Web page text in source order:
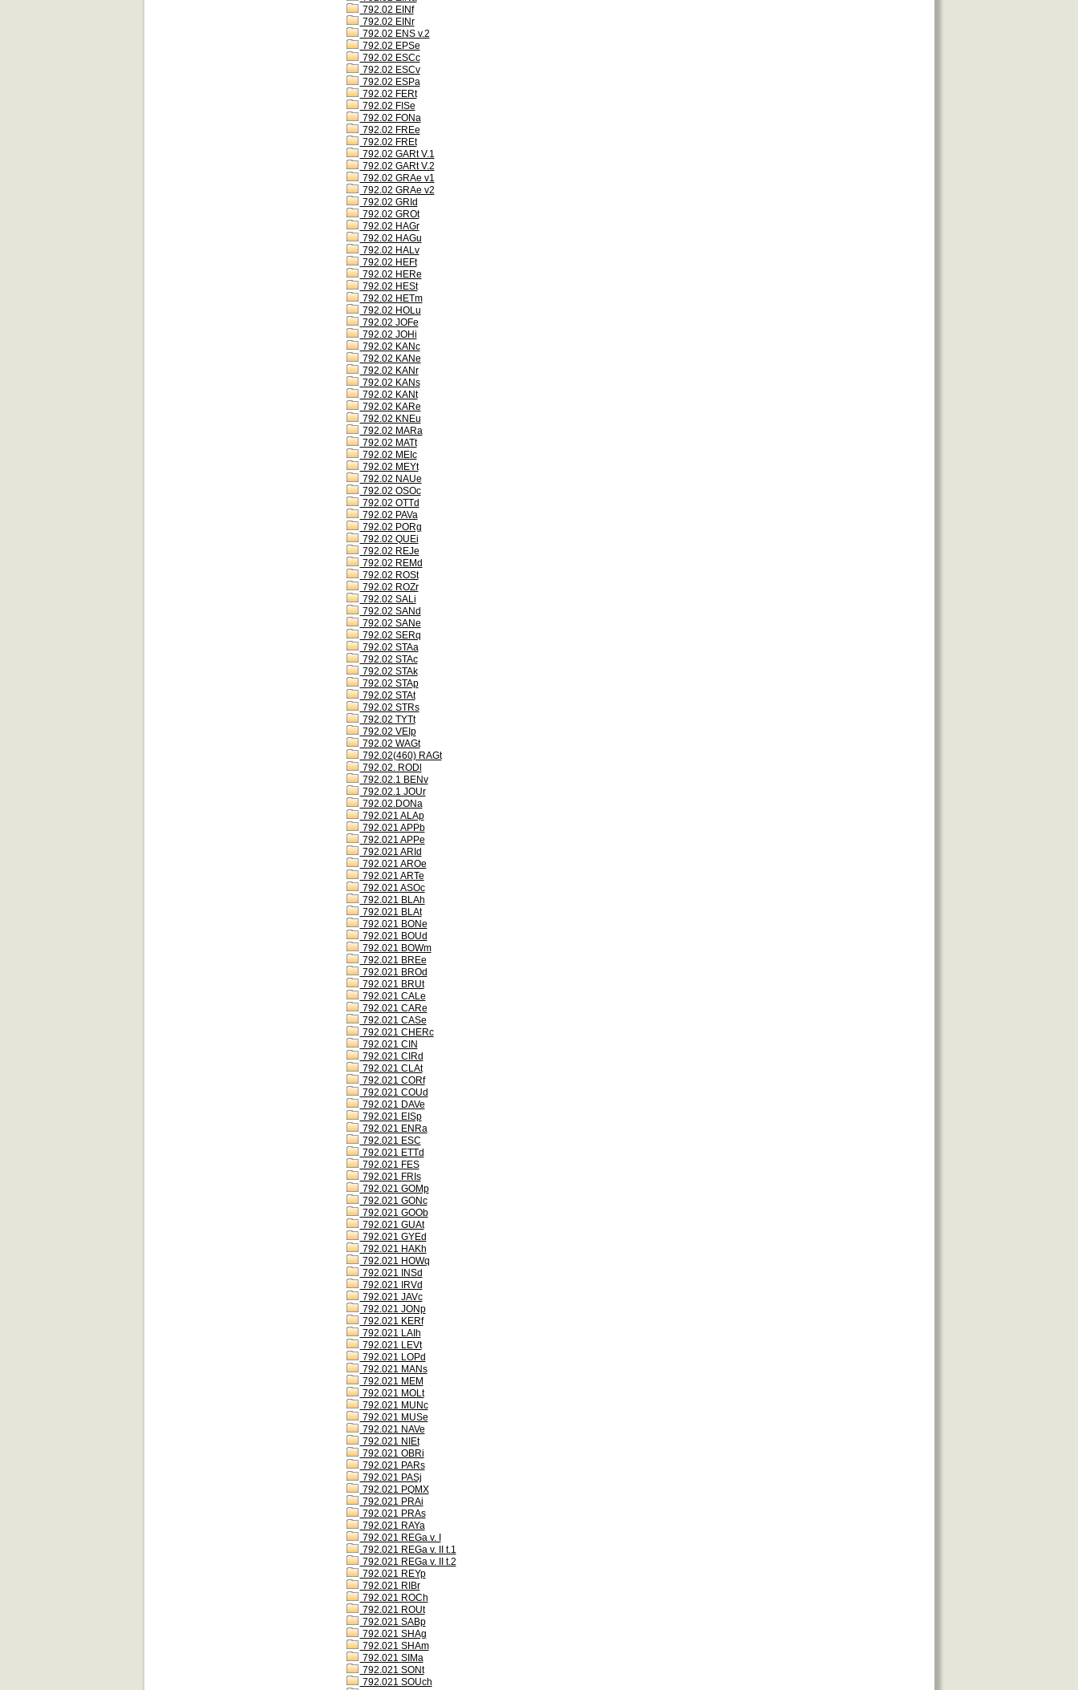
792.02 EINf
792.02 EINr
792.02 ENS v.2
792.02 EPSe
792.02 ESCc
792.02 ESCv
792.02 ESPa
792.02 FERt
792.02 FISe
792.02 FONa
792.02 FREe
792.02 FREt
792.02 GARt V.1
792.02 GARt V.2
792.02 GRAe v1
792.02 GRAe v2
792.02 GRId
792.02 GROt
792.02 HAGr
792.02 HAGu
792.02 HALv
792.02 HEFt
792.02 HERe
792.02 HESt
792.02 HETm
792.02 HOLu
792.02 JOFe
792.02 JOHi
792.02 KANc
792.02 KANe
792.02 KANr
792.02 KANs
792.02 KANt
792.02 KARe
792.02 KNEu
792.02 MARa
792.02 MATt
792.02 MEIc
792.02 MEYt
792.02 NAUe
792.02 OSOc
792.02 OTTd
792.02 PAVa
792.02 PORg
792.02 QUEi
792.02 REJe
792.02 REMd
792.02 ROSt
792.02 ROZr
792.02 SALi
792.02 SANd
792.02 SANe
792.02 SERq
792.02 STAa
792.02 STAc
792.02 STAk
792.02 STAp
792.02 STAt
792.02 STRs
792.02 TYTt
792.02 VEIp
792.02 WAGt
792.02(460) RAGt
792.02. RODl
792.02.1 BENv
792.02.1 JOUr
792.02.DONa
792.021 ALAp
792.021 APPb
792.021 APPe
792.021 ARId
792.021 AROe
792.021 ARTe
792.021 ASOc
792.021 BLAh
792.021 BLAt
792.021 BONe
792.021 BOUd
792.021 BOWm
792.021 BREe
792.021 BROd
792.021 BRUt
792.021 CALe
792.021 CARe
792.021 CASe
792.021 CHERc
792.021 CIN
792.021 CIRd
792.021 CLAt
792.021 CORf
792.021 COUd
792.021 DAVe
792.021 EISp
792.021 ENRa
792.021 ESC
792.021 ETTd
792.021 FES
792.021 FRIs
792.021 GOMp
792.021 GONc
792.021 GOOb
792.021 GUAt
792.021 GYEd
792.021 HAKh
792.021 HOWq
792.021 INSd
792.021 IRVd
792.021 JAVc
792.021 JONp
792.021 KERf
792.021 LAIh
792.021 LEVt
792.021 LOPd
792.021 MANs
792.021 MEM
792.021 MOLt
792.021 MUNc
792.021 MUSe
792.021 NAVe
792.021 NIEt
792.021 OBRi
792.021 PARs
792.021 PASj
792.021 PQMX
792.021 PRAi
792.021 PRAs
792.021 RAYa
792.021 REGa v. I
792.021 REGa v. II t.1
792.021 REGa v. II t.2
792.021 REYp
792.021 RIBr
792.021 ROCh
792.021 ROUt
792.021 SABp
792.021 SHAg
792.021 SHAm
792.021 SIMa
792.021 SONt
792.021 SOUch